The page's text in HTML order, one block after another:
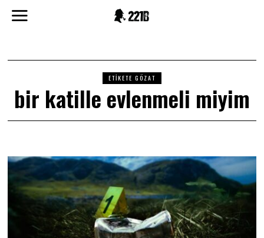
ETIKETE GÖZAT
bir katille evlenmeli miyim